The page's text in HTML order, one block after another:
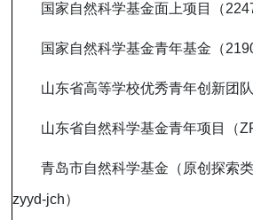
国家自然科学基金面上项目（
国家自然科学基金青年基金（
山东省高等学校优秀青年创新团
山东省自然科学基金青年项目（
青岛市自然科学基金（原创探索
zyyd-jch）